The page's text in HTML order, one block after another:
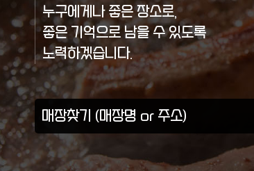
누구에게나 좋은 장소로,
좋은 기억으로 남을 수 있도록
노력하겠습니다.